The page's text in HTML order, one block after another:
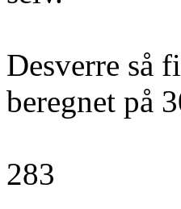
Desverre så
beregnet på
283